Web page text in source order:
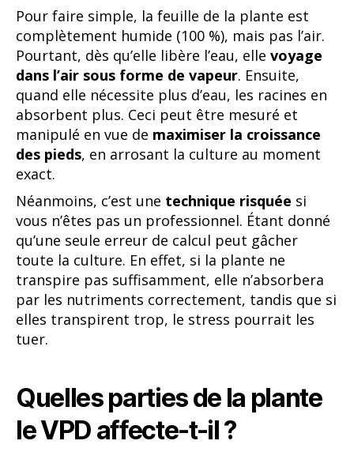
Pour faire simple, la feuille de la plante est
complètement humide (100 %), mais pas l’air.
Pourtant, dès qu’elle libère l’eau, elle voyage
dans l’air sous forme de vapeur. Ensuite,
quand elle nécessite plus d’eau, les racines en
absorbent plus. Ceci peut être mesuré et
manipulé en vue de maximiser la croissance
des pieds, en arrosant la culture au moment
exact.
Néanmoins, c’est une technique risquée si
vous n’êtes pas un professionnel. Étant donné
qu’une seule erreur de calcul peut gâcher
toute la culture. En effet, si la plante ne
transpire pas suffisamment, elle n’absorbera
par les nutriments correctement, tandis que si
elles transpirent trop, le stress pourrait les
tuer.
Quelles parties de la plante
le VPD affecte-t-il ?